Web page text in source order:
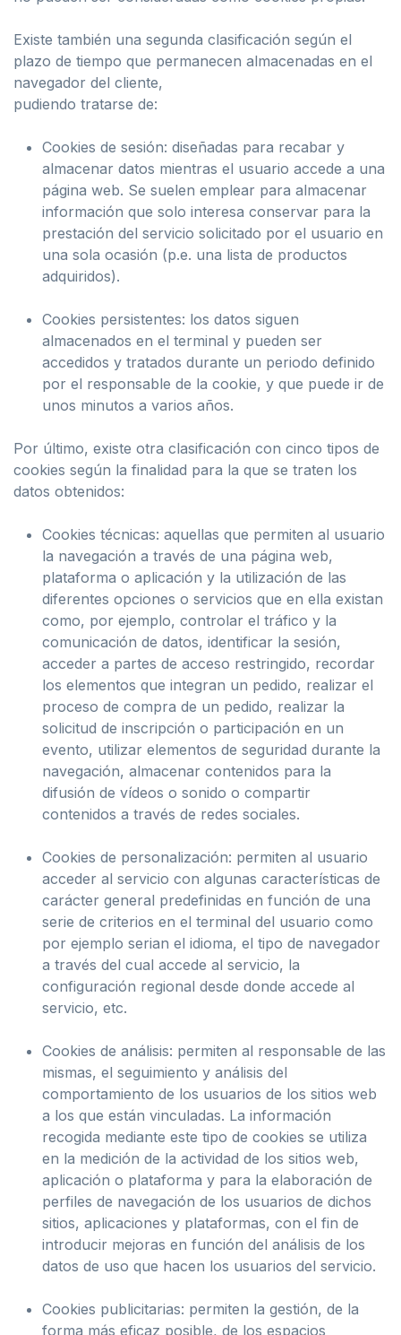
Existe también una segunda clasificación según el
plazo de tiempo que permanecen almacenadas en el
navegador del cliente,
pudiendo tratarse de:
Cookies de sesión: diseñadas para recabar y
almacenar datos mientras el usuario accede a una
página web. Se suelen emplear para almacenar
información que solo interesa conservar para la
prestación del servicio solicitado por el usuario en
una sola ocasión (p.e. una lista de productos
adquiridos).
Cookies persistentes: los datos siguen
almacenados en el terminal y pueden ser
accedidos y tratados durante un periodo definido
por el responsable de la cookie, y que puede ir de
unos minutos a varios años.
Por último, existe otra clasificación con cinco tipos de
cookies según la finalidad para la que se traten los
datos obtenidos:
Cookies técnicas: aquellas que permiten al usuario
la navegación a través de una página web,
plataforma o aplicación y la utilización de las
diferentes opciones o servicios que en ella existan
como, por ejemplo, controlar el tráfico y la
comunicación de datos, identificar la sesión,
acceder a partes de acceso restringido, recordar
los elementos que integran un pedido, realizar el
proceso de compra de un pedido, realizar la
solicitud de inscripción o participación en un
evento, utilizar elementos de seguridad durante la
navegación, almacenar contenidos para la
difusión de vídeos o sonido o compartir
contenidos a través de redes sociales.
Cookies de personalización: permiten al usuario
acceder al servicio con algunas características de
carácter general predefinidas en función de una
serie de criterios en el terminal del usuario como
por ejemplo serian el idioma, el tipo de navegador
a través del cual accede al servicio, la
configuración regional desde donde accede al
servicio, etc.
Cookies de análisis: permiten al responsable de las
mismas, el seguimiento y análisis del
comportamiento de los usuarios de los sitios web
a los que están vinculadas. La información
recogida mediante este tipo de cookies se utiliza
en la medición de la actividad de los sitios web,
aplicación o plataforma y para la elaboración de
perfiles de navegación de los usuarios de dichos
sitios, aplicaciones y plataformas, con el fin de
introducir mejoras en función del análisis de los
datos de uso que hacen los usuarios del servicio.
Cookies publicitarias: permiten la gestión, de la
forma más eficaz posible, de los espacios